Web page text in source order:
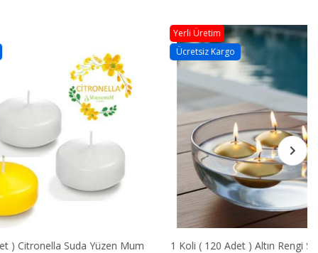
Yüzen Mum 1 Koli ( 120 Adet ) Altın Rengi Suda Yüzen Mum
Ücretsiz Kargo